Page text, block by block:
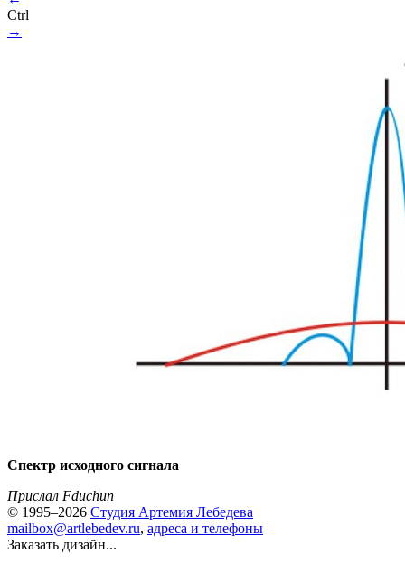
Ctrl
→
Спектр исходного сигнала
Прислал Fduchun
© 1995–2026 Студия Артемия Лебедева
mailbox@artlebedev.ru, адреса и телефоны
Заказать дизайн...